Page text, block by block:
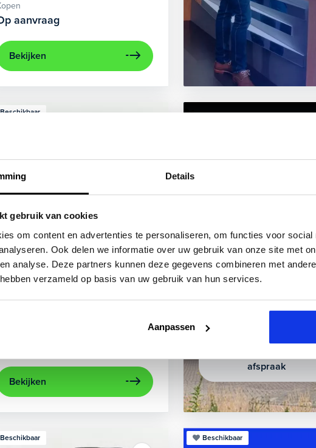
Details
gebruik van cookies
om content en advertenties te personaliseren, om functies voor social
Ook delen we informatie over uw gebruik van onze site met
analyse. Deze partners kunnen deze gegevens combineren met
verzameld op basis van uw gebruik van hun services.
Aanpassen
aanvraag
Bekijken
Beschikbaar
e-tron
55 quattro Advanced 95 kWh
lederen
Bekijken
21.00 uur
Wij werken het liefst
afspraak
Beschikbaar Beschikbaar